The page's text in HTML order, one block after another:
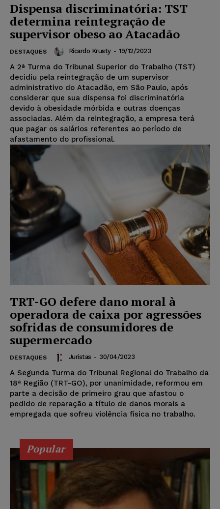
Dispensa discriminatória: TST
determina reintegração de
supervisor obeso ao Atacadão
DESTAQUES Ricardo Krusty - 19/12/2023
A 2ª Turma do Tribunal Superior do Trabalho (TST)
decidiu pela reintegração de um supervisor
administrativo do Atacadão, em São Paulo, após
considerar que sua dispensa foi discriminatória
devido à obesidade mórbida e outras doenças
associadas. Além da reintegração, a empresa terá
que pagar os salários referentes ao período de
afastamento do profissional.
TRT-GO defere dano moral à
operadora de caixa por agressões
sofridas de consumidores de
supermercado
DESTAQUES Juristas - 30/04/2023
A Segunda Turma do Tribunal Regional do Trabalho da
18ª Região (TRT-GO), por unanimidade, reformou em
parte a decisão de primeiro grau que afastou o
pedido de reparação a título de danos morais a
empregada que sofreu violência física no trabalho.
Popular